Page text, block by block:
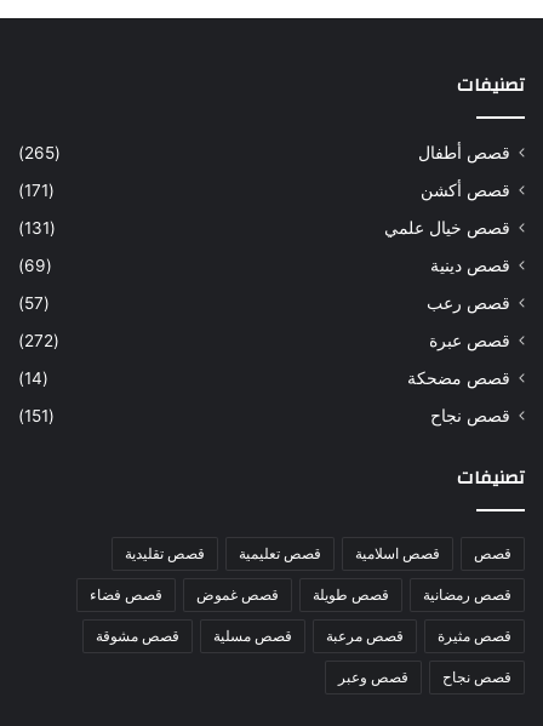
تصنيفات
قصص أطفال
(265)
قصص أكشن
(171)
قصص خيال علمي
(131)
قصص دينية
(69)
قصص رعب
(57)
قصص عبرة
(272)
قصص مضحكة
(14)
قصص نجاح
(151)
تصنيفات
قصص قصص اسلامية قصص تعليمية قصص تقليدية
قصص رمضانية قصص طويلة قصص غموض قصص فضاء
قصص مثيرة قصص مرعبة قصص مسلية قصص مشوقة
قصص نجاح قصص وعبر